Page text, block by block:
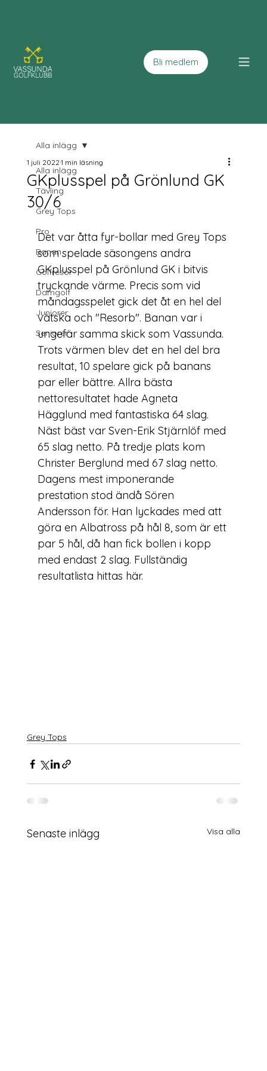
Bli medlem
Alla inlägg
Tävling
Grey Tops
Pro
Banan
Golfresor
Damgolf
Juniorer
Seniorer
Alla inlägg
GKplusspel på Grönlund GK
30/6
1 juli 20221 min läsning
Det var åtta fyr-bollar med Grey Tops
som spelade säsongens andra
GKplusspel på Grönlund GK i bitvis
tryckande värme. Precis som vid
måndagsspelet gick det åt en hel del
vätska och "Resorb". Banan var i
ungefär samma skick som Vassunda.
Trots värmen blev det en hel del bra
resultat, 10 spelare gick på banans
par eller bättre. Allra bästa
nettoresultatet hade Agneta
Hägglund med fantastiska 64 slag.
Näst bäst var Sven-Erik Stjärnlöf med
65 slag netto. På tredje plats kom
Christer Berglund med 67 slag netto.
Dagens mest imponerande
prestation stod ändå Sören
Andersson för. Han lyckades med att
göra en Albatross på hål 8, som är ett
par 5 hål, då han fick bollen i kopp
med endast 2 slag. Fullständig
resultatlista hittas här.
Grey Tops
Senaste inlägg Visa alla